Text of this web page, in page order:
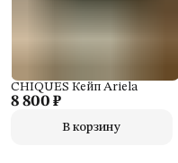
8 800 ₽
CHIQUES Кейп Ariela
В корзину